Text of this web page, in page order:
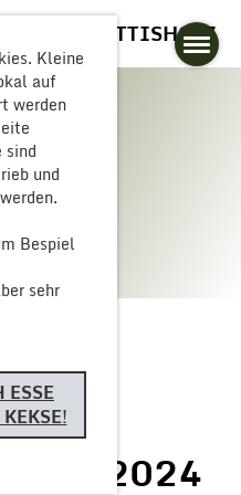
Kleine
auf
werden
sind
und
Bespiel
sehr
BUTTISHOLZ
2024